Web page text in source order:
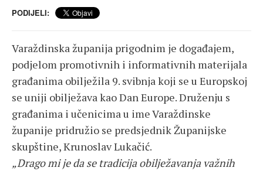
PODIJELI:
Varaždinska županija prigodnim je događajem,
podjelom promotivnih i informativnih materijala
građanima obilježila 9. svibnja koji se u Europskoj
se uniji obilježava kao Dan Europe. Druženju s
građanima i učenicima u ime Varaždinske
županije pridružio se predsjednik Županijske
skupštine, Krunoslav Lukačić.
„Drago mi je da se tradicija obilježavanja važnih